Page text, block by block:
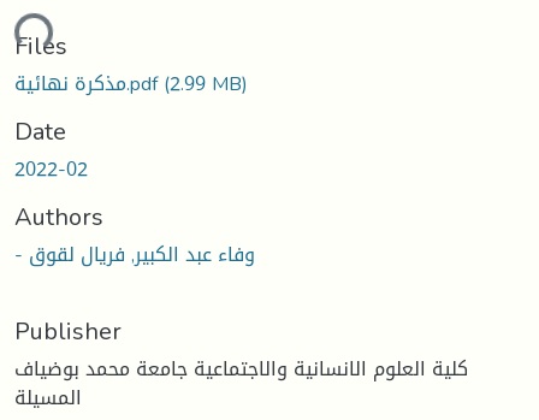
Files
مذكرة نهائية.pdf(2.99 MB)
Date
2022-02
Authors
- وفاء عبد الكبير, فريال لقوق
Publisher
كلية العلوم الانسانية والاجتماعية جامعة محمد بوضياف
المسيلة